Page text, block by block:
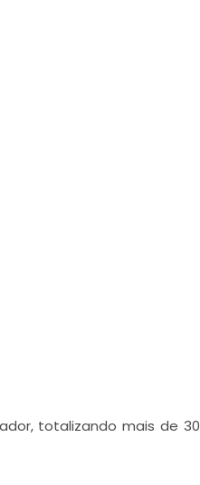
totalizando mais de 30